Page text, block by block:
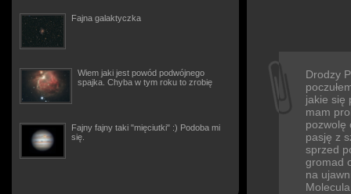
Fajna galaktyczka
Wiem jaki jest powód podwójnego
spajka. Chyba w tym roku to zrobię
Fajny fajny taki "mięciutki" :) Podoba mi
się.
Drodzy
jakie się
mam
pozwolę
pasję z
sprzed
gromad
na